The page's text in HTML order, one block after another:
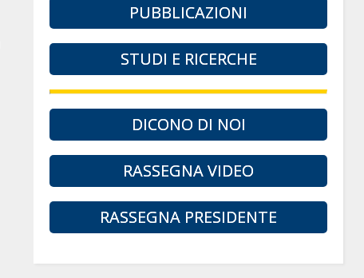
PUBBLICAZIONI
STUDI E RICERCHE
DICONO DI NOI
RASSEGNA VIDEO
RASSEGNA PRESIDENTE